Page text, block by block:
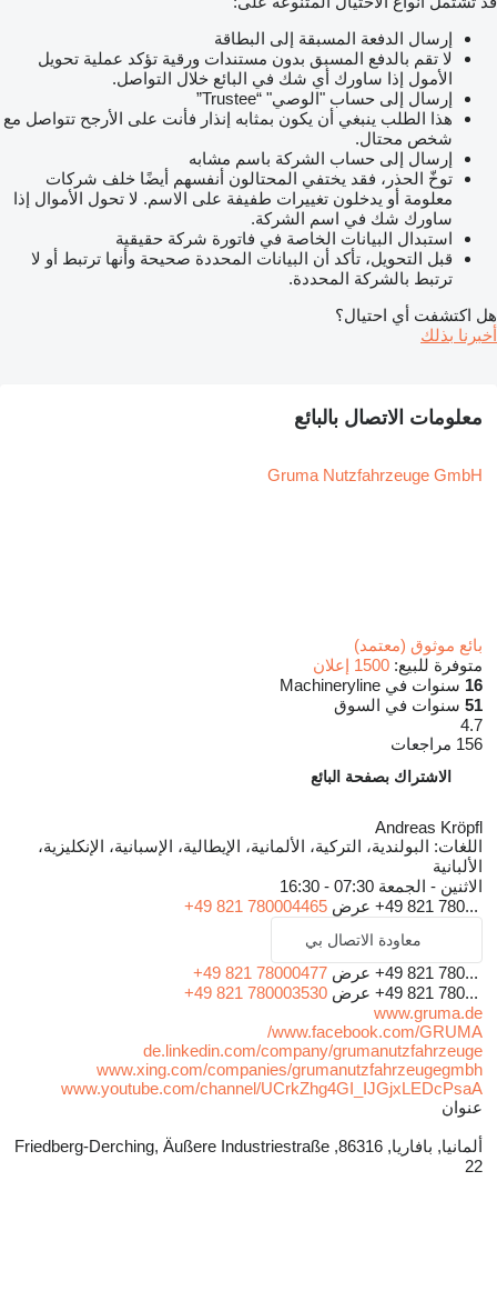
إرسال الدفعة المسبقة إلى البطاقة
لا تقم بالدفع المسبق بدون مستندات ورقية تؤكد عملية تحويل
الأمول إذا ساورك أي شك في البائع خلال التواصل.
إرسال إلى حساب "الوصي" “Trustee”
هذا الطلب ينبغي أن يكون بمثابه إنذار فأنت على الأرجح تتواصل مع
شخص محتال.
إرسال إلى حساب الشركة باسم مشابه
توخّ الحذر، فقد يختفي المحتالون أنفسهم أيضًا خلف شركات
معلومة أو يدخلون تغييرات طفيفة على الاسم. لا تحول الأموال إذا
ساورك شك في اسم الشركة.
استبدال البيانات الخاصة في فاتورة شركة حقيقية
قبل التحويل، تأكد أن البيانات المحددة صحيحة وأنها ترتبط أو لا
ترتبط بالشركة المحددة.
هل اكتشفت أي احتيال؟
أخبرنا بذلك
معلومات الاتصال بالبائع
Gruma Nutzfahrzeuge GmbH
بائع موثوق (معتمد)
متوفرة للبيع: 1500 إعلان
16 سنوات في Machineryline
51 سنوات في السوق
4.7
156 مراجعات
الاشتراك بصفحة البائع
Andreas Kröpfl
اللغات: البولندية، التركية، الألمانية، الإيطالية، الإسبانية، الإنكليزية،
الألبانية
الاثنين - الجمعة 07:30 - 16:30
+49 821 780... عرض +49 821 780004465
معاودة الاتصال بي
+49 821 780... عرض +49 821 78000477
+49 821 780... عرض +49 821 780003530
www.gruma.de
www.facebook.com/GRUMA/
de.linkedin.com/company/grumanutzfahrzeuge
www.xing.com/companies/grumanutzfahrzeugegmbh
www.youtube.com/channel/UCrkZhg4GI_IJGjxLEDcPsaA
عنوان
ألمانيا, بافاريا, 86316, Friedberg-Derching, Äußere Industriestraße
22